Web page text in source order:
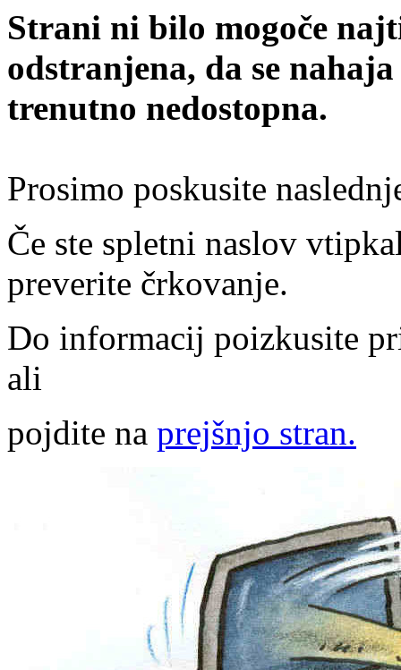
Strani ni bilo mogoče
odstranjena, da se
trenutno nedostopna.
Prosimo poskusite
Če ste spletni naslov
preverite črkovanje.
Do informacij poizkusite
ali
pojdite na prejšnjo stran.